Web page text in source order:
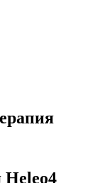
Heleo4